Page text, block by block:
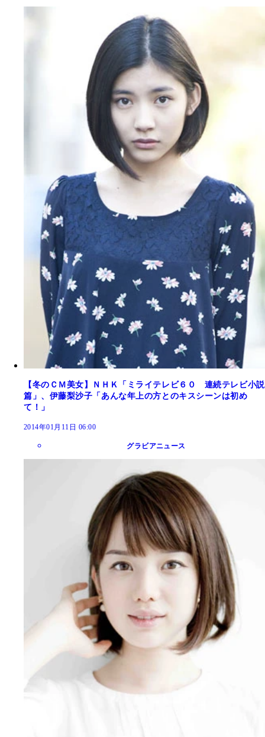
【冬のＣＭ美女】ＮＨＫ「ミライテレビ６０ 連続テレビ小説
篇」、伊藤梨沙子「あんな年上の方とのキスシーンは初め
て！」
2014年01月11日 06:00
グラビアニュース